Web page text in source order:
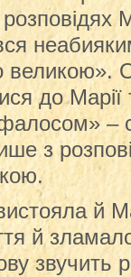
великою».
до Марії
–
з
й
й